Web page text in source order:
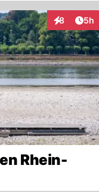
8 5h
Rhein-